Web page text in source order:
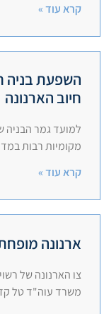
קרא עוד »
השפעת בניה
חיוב הארנונה
למועד גמר הבניה
מקומיות רבות
קרא עוד »
ארנונה
צו הארנונה של
משרד עוה"ד טל